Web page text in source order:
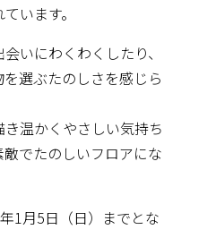
ています。
いにわくわくしたり、
選ぶたのしさを感じら
温かくやさしい気持ち
でたのしいフロアにな
1月5日（日）までとな